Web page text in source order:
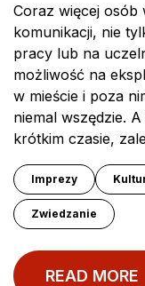
Coraz więcej
komunikacji, nie
pracy lub na
możliwość na
w mieście i poza
niemal wszędzie.
krótkim czasie,
Imprezy
Zwiedzanie
READ MORE